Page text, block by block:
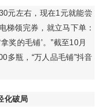
元左右，现在1元就能尝
梯领完券，就立马下单：
奖的毛铺’。”截至10月
多瓶，“万人品毛铺”抖音
化破局